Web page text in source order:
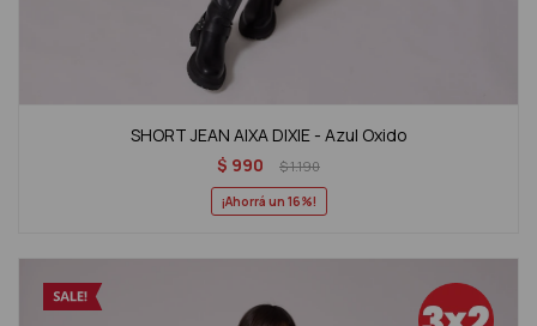
SHORT JEAN AIXA DIXIE - Azul Oxido
$ 990 $1.190
16